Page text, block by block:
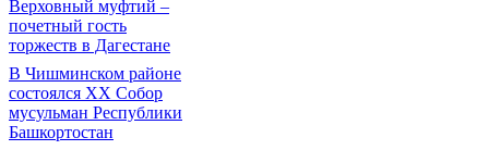
Верховный муфтий –
почетный гость
торжеств в Дагестане
В Чишминском районе
состоялся XX Собор
мусульман Республики
Башкортостан